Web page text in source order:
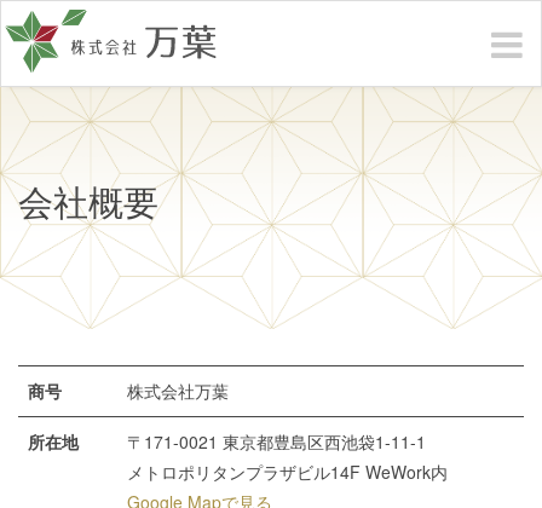
会社概要
商号 株式会社万葉
所在地
〒171-0021 東京都豊島区西池袋1-11-1
メトロポリタンプラザビル14F WeWork内
Google Mapで見る